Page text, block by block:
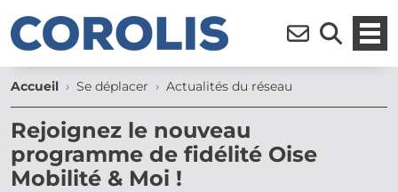
Inscription à la
Moteur de
Accueil Se déplacer Actualités du réseau
Rejoignez le nouveau
programme de fidélité Oise
Mobilité & Moi !